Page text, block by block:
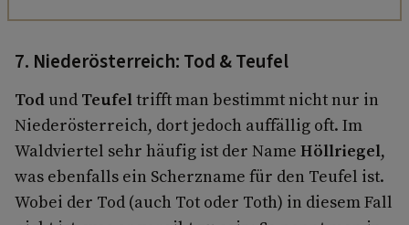
7. Niederösterreich: Tod & Teufel
Tod und Teufeltrifft man bestimmt nicht nur in
Niederösterreich, dort jedoch auffällig oft. Im
Waldviertel sehr häufig ist der Name Höllriegel,
was ebenfalls ein Scherzname für den Teufel ist.
Wobei der Tod (auch Tot oder Toth) in diesem Fall